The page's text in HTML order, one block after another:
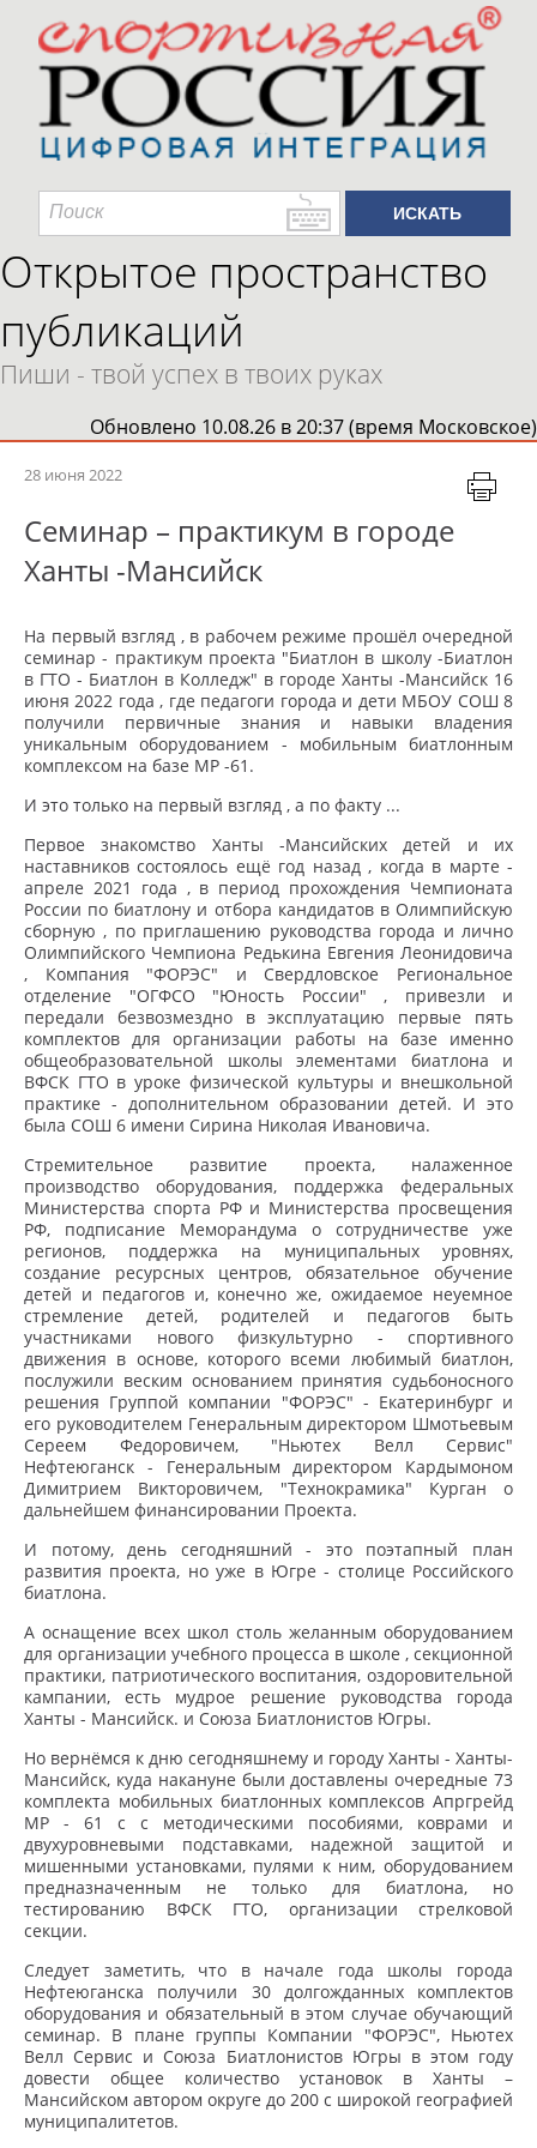
Открытое пространство
публикаций
Пиши - твой успех в твоих руках
Обновлено 10.08.26 в 20:37 (время Московское)
28 июня 2022
Семинар – практикум в городе
Ханты -Мансийск
На первый взгляд , в рабочем режиме прошёл очередной
семинар - практикум проекта "Биатлон в школу -Биатлон
в ГТО - Биатлон в Колледж" в городе Ханты -Мансийск 16
июня 2022 года , где педагоги города и дети МБОУ СОШ 8
получили первичные знания и навыки владения
уникальным оборудованием - мобильным биатлонным
комплексом на базе МР -61.
И это только на первый взгляд , а по факту ...
Первое знакомство Ханты -Мансийских детей и их
наставников состоялось ещё год назад , когда в марте -
апреле 2021 года , в период прохождения Чемпионата
России по биатлону и отбора кандидатов в Олимпийскую
сборную , по приглашению руководства города и лично
Олимпийского Чемпиона Редькина Евгения Леонидовича
, Компания "ФОРЭС" и Свердловское Региональное
отделение "ОГФСО "Юность России" , привезли и
передали безвозмездно в эксплуатацию первые пять
комплектов для организации работы на базе именно
общеобразовательной школы элементами биатлона и
ВФСК ГТО в уроке физической культуры и внешкольной
практике - дополнительном образовании детей. И это
была СОШ 6 имени Сирина Николая Ивановича.
Стремительное развитие проекта, налаженное
производство оборудования, поддержка федеральных
Министерства спорта РФ и Министерства просвещения
РФ, подписание Меморандума о сотрудничестве уже
регионов, поддержка на муниципальных уровнях,
создание ресурсных центров, обязательное обучение
детей и педагогов и, конечно же, ожидаемое неуемное
стремление детей, родителей и педагогов быть
участниками нового физкультурно - спортивного
движения в основе, которого всеми любимый биатлон,
послужили веским основанием принятия судьбоносного
решения Группой компании "ФОРЭС" - Екатеринбург и
его руководителем Генеральным директором Шмотьевым
Сереем Федоровичем, "Ньютех Велл Сервис"
Нефтеюганск - Генеральным директором Кардымоном
Димитрием Викторовичем, "Технокрамика" Курган о
дальнейшем финансировании Проекта.
И потому, день сегодняшний - это поэтапный план
развития проекта, но уже в Югре - столице Российского
биатлона.
А оснащение всех школ столь желанным оборудованием
для организации учебного процесса в школе , секционной
практики, патриотического воспитания, оздоровительной
кампании, есть мудрое решение руководства города
Ханты - Мансийск. и Союза Биатлонистов Югры.
Но вернёмся к дню сегодняшнему и городу Ханты - Ханты-
Мансийск, куда накануне были доставлены очередные 73
комплекта мобильных биатлонных комплексов Апргрейд
МР - 61 с с методическими пособиями, коврами и
двухуровневыми подставками, надежной защитой и
мишенными установками, пулями к ним, оборудованием
предназначенным не только для биатлона, но
тестированию ВФСК ГТО, организации стрелковой
секции.
Следует заметить, что в начале года школы города
Нефтеюганска получили 30 долгожданных комплектов
оборудования и обязательный в этом случае обучающий
семинар. В плане группы Компании "ФОРЭС", Ньютех
Велл Сервис и Союза Биатлонистов Югры в этом году
довести общее количество установок в Ханты –
Мансийском автором округе до 200 с широкой географией
муниципалитетов.